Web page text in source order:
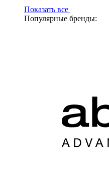
Показать все
Популярные бренды: